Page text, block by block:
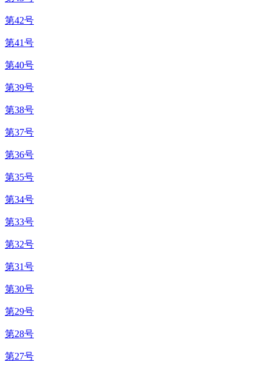
第42号
第41号
第40号
第39号
第38号
第37号
第36号
第35号
第34号
第33号
第32号
第31号
第30号
第29号
第28号
第27号